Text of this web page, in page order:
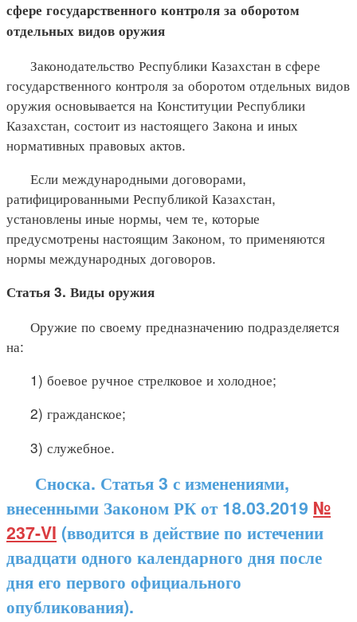
сфере государственного контроля за оборотом
отдельных видов оружия
Законодательство Республики Казахстан в сфере
государственного контроля за оборотом отдельных видов
оружия основывается на Конституции Республики
Казахстан, состоит из настоящего Закона и иных
нормативных правовых актов.
Если международными договорами,
ратифицированными Республикой Казахстан,
установлены иные нормы, чем те, которые
предусмотрены настоящим Законом, то применяются
нормы международных договоров.
Статья 3. Виды оружия
Оружие по своему предназначению подразделяется
на:
1) боевое ручное стрелковое и холодное;
2) гражданское;
3) служебное.
Сноска. Статья 3 с изменениями,
внесенными Законом РК от 18.03.2019 №
237-VI (вводится в действие по истечении
двадцати одного календарного дня после
дня его первого официального
опубликования).